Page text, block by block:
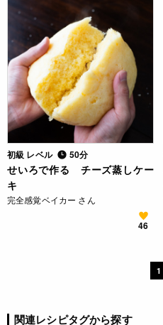
初級 レベル 50分
せいろで作る チーズ蒸しケー
キ
完全感覚ベイカー さん
46
1
関連レシピタグから探す